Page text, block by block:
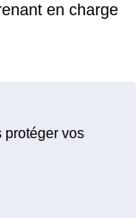
en charge
protéger vos